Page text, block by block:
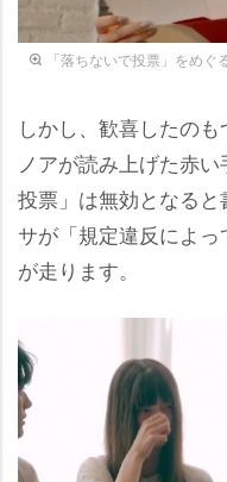
「落ちないで投票」をめ
しかし、歓喜したの
ノアが読み上げた赤
投票」は無効となる
サが「規定違反によ
が走ります。